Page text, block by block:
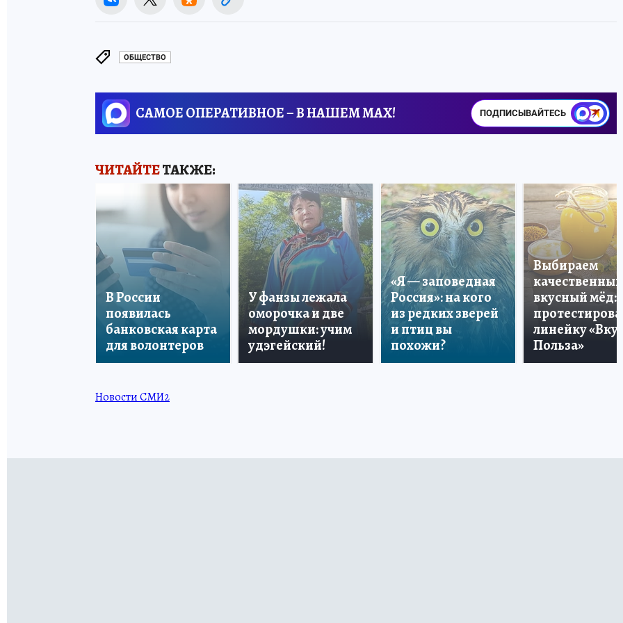
ОБЩЕСТВО
САМОЕ ОПЕРАТИВНОЕ – В НАШЕМ MAX! ПОДПИСЫВАЙТЕСЬ
ЧИТАЙТЕТАКЖЕ:
В России
появилась
банковская карта
для волонтеров
У фанзы лежала
оморочка и две
мордушки: учим
удэгейский!
«Я — заповедная
Россия»: на кого
из редких зверей
и птиц вы
похожи?
Выбираем
качественный
вкусный мёд:
линейку «Вкус
Польза»
Новости СМИ2